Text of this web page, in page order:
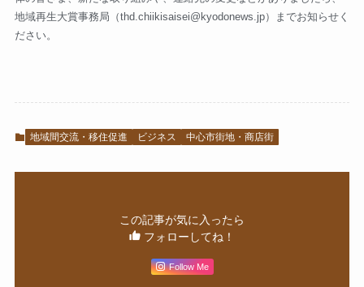
地域再生大賞事務局（thd.chiikisaisei@kyodonews.jp）までお知らせく
ださい。
地域間交流・移住促進 ビジネス 中心市街地・商店街
この記事が気に入ったら
フォローしてね！
Follow Me